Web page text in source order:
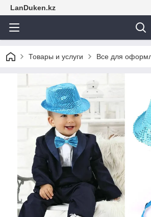
LanDuken.kz
Товары и услуги Все для